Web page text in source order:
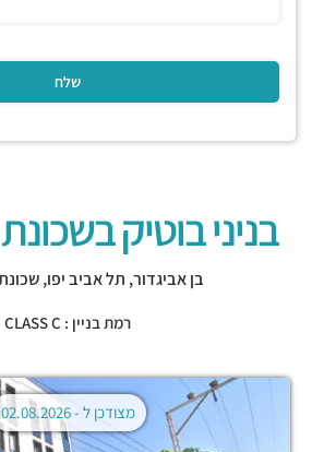
בניני בוטיק
בן אביגדור, תל אביב יפו,
רמת בניין : CLASS C
מצודכן ל -02.08.2026